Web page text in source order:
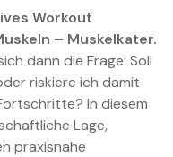
Workout
– Muskelkater.
dann die Frage: Soll
riskiere ich damit
In diesem
Lage,
praxisnahe